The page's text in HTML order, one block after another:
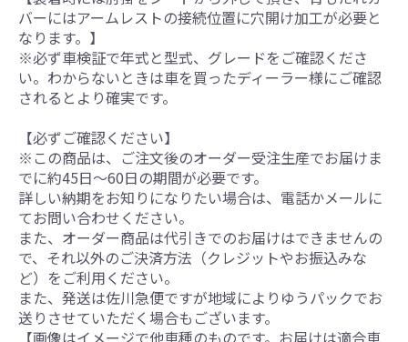
バーにはアームレストの接続位置に穴開け加工が必要と
なります。】
※必ず車検証で年式と型式、グレードをご確認くださ
い。わからないときは車を買ったディーラー様にご確認
されるとより確実です。
【必ずご確認ください】
※この商品は、ご注文後のオーダー受注生産でお届けま
でに約45日～60日の期間が必要です。
詳しい納期をお知りになりたい場合は、電話かメールに
てお問い合わせください。
また、オーダー商品は代引きでのお届けはできませんの
で、それ以外のご決済方法（クレジットやお振込みな
ど）をご利用ください。
また、発送は佐川急便ですが地域によりゆうパックでお
送りさせていただく場合もございます。
【画像はイメージで他車種のものです。お届けは適合車